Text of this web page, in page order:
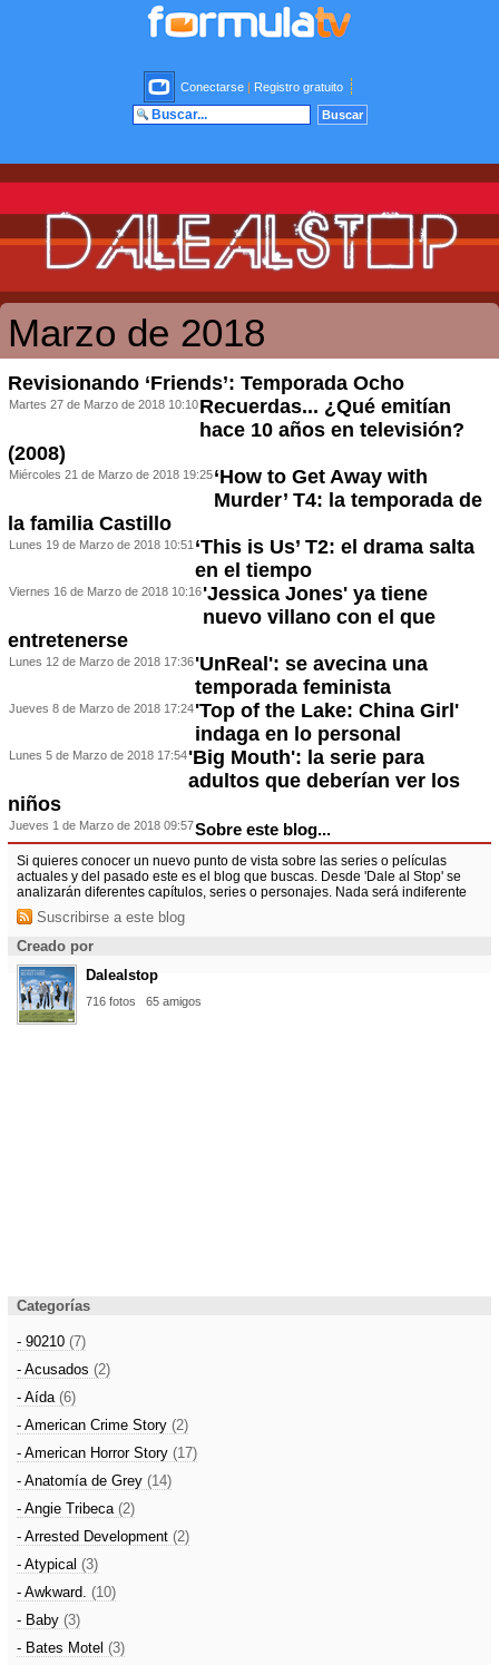
Conectarse | Registro gratuito
Marzo de 2018
Revisionando ‘Friends’: Temporada Ocho
Martes 27 de Marzo de 2018 10:10Recuerdas... ¿Qué emitían
hace 10 años en televisión?
(2008)
Miércoles 21 de Marzo de 2018 19:25‘How to Get Away with
Murder’ T4: la temporada de
la familia Castillo
Lunes 19 de Marzo de 2018 10:51 ‘This is Us’ T2: el drama salta
en el tiempo
Viernes 16 de Marzo de 2018 10:16'Jessica Jones' ya tiene
nuevo villano con el que
entretenerse
Lunes 12 de Marzo de 2018 17:36'UnReal': se avecina una
temporada feminista
Jueves 8 de Marzo de 2018 17:24'Top of the Lake: China Girl'
indaga en lo personal
Lunes 5 de Marzo de 2018 17:54'Big Mouth': la serie para
adultos que deberían ver los
niños
Jueves 1 de Marzo de 2018 09:57Sobre este blog...
Si quieres conocer un nuevo punto de vista sobre las series o películas
actuales y del pasado este es el blog que buscas. Desde 'Dale al Stop' se
analizarán diferentes capítulos, series o personajes. Nada será indiferente
Suscribirse a este blog
Creado por
Dalealstop
716 fotos 65 amigos
Categorías
- 90210 (7)
- Acusados (2)
- Aída (6)
- American Crime Story (2)
- American Horror Story (17)
- Anatomía de Grey (14)
- Angie Tribeca (2)
- Arrested Development (2)
- Atypical (3)
- Awkward. (10)
- Baby (3)
- Bates Motel (3)